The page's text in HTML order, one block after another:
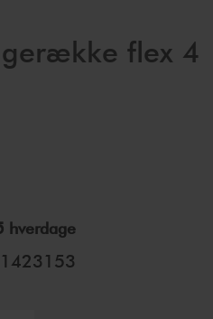
flex 4
hverdage
1423153